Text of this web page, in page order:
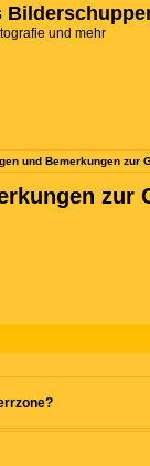
und mehr
und Bemerkungen zur
zur